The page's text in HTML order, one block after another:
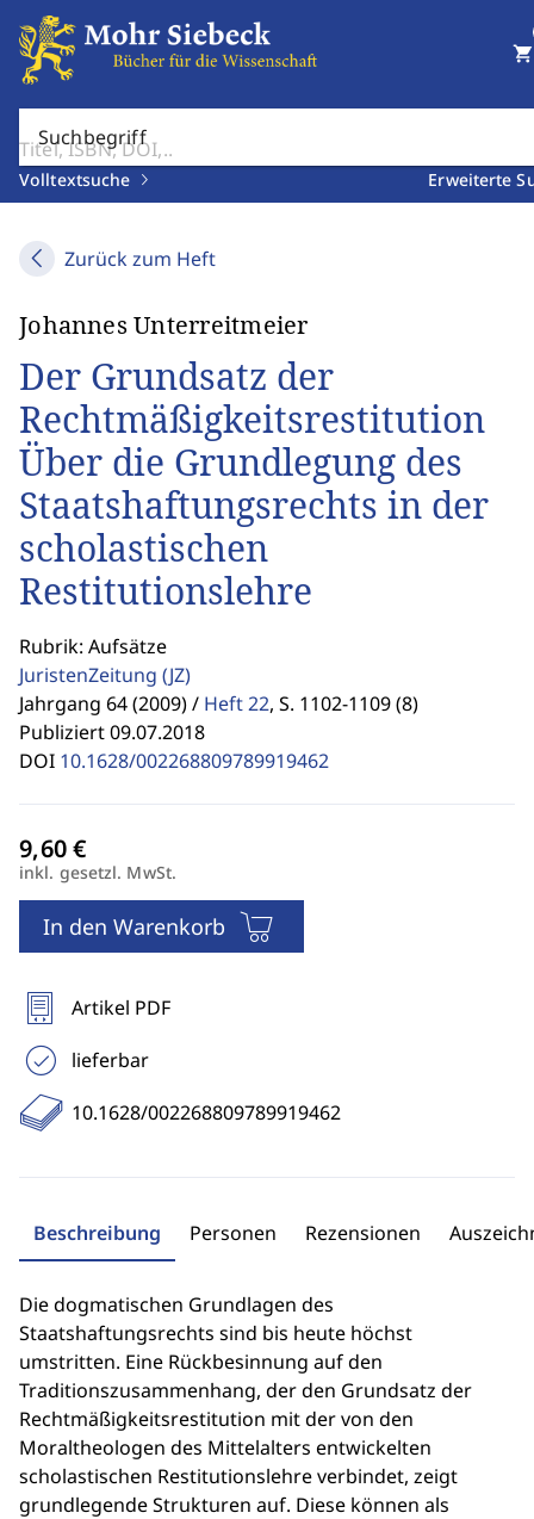
Suchbegriff
Volltextsuche Erweiterte
shopping_cart
Zurück zum Heft
Johannes Unterreitmeier
Der Grundsatz der
Rechtmäßigkeitsrestitution
Über die Grundlegung des
Staatshaftungsrechts in der
scholastischen
Restitutionslehre
Rubrik: Aufsätze
JuristenZeitung (JZ)
Jahrgang 64 (2009) / Heft 22, S. 1102-1109 (8)
Publiziert 09.07.2018
DOI 10.1628/002268809789919462
inkl. gesetzl. MwSt.
In den Warenkorb
Artikel PDF
lieferbar
10.1628/002268809789919462
Beschreibung Personen Rezensionen
Die dogmatischen Grundlagen des
Staatshaftungsrechts sind bis heute höchst
umstritten. Eine Rückbesinnung auf den
Traditionszusammenhang, der den Grundsatz der
Rechtmäßigkeitsrestitution mit der von den
Moraltheologen des Mittelalters entwickelten
scholastischen Restitutionslehre verbindet, zeigt
grundlegende Strukturen auf. Diese können als